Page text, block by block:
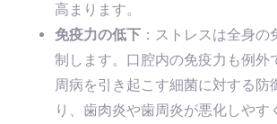
高まります。
免疫力の低下 ：ストレスは全身の
制します。口腔内の免疫力も例外
周病を引き起こす細菌に対する防
り、歯肉炎や歯周炎が悪化しやす